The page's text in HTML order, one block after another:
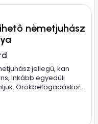
nèmetjuhász
jellegű, kan
inkább egyedüli
Örökbefogadáskor...